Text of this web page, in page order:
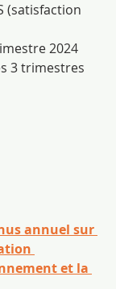
(satisfaction
2024
3 trimestres
annuel sur
et la